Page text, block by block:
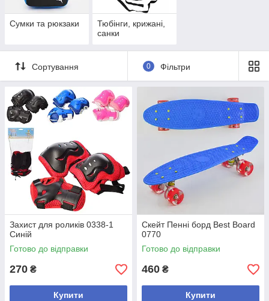
Сумки та рюкзаки
Тюбінги, крижані,
санки
Сортування 0 Фільтри
Захист для роликів 0338-1
Синій
Готово до відправки
270 ₴
Купити
Скейт Пенні борд Best Board
0770
Готово до відправки
460 ₴
Купити